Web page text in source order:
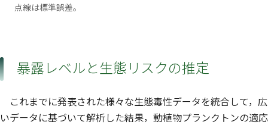
点線は標準誤差。
暴露レベルと生態リスクの推定
これまでに発表された様々な生態毒性データを統合して，広
いデータに基づいて解析した結果，動植物プランクトンの適応